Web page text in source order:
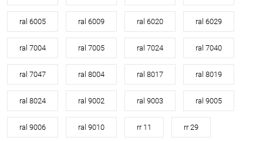
ral 6005 ral 6009 ral 6020 ral 6029
ral 7004 ral 7005 ral 7024 ral 7040
ral 7047 ral 8004 ral 8017 ral 8019
ral 8024 ral 9002 ral 9003 ral 9005
ral 9006 ral 9010 rr 11 rr 29